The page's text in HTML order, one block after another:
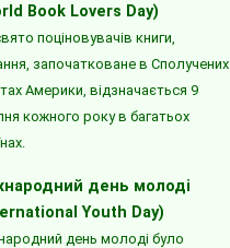
Book Lovers Day)
поціновувачів книги,
започатковане в Сполучених
Америки, відзначається 9
кожного року в багатьох
день молоді
Youth Day)
день молоді було